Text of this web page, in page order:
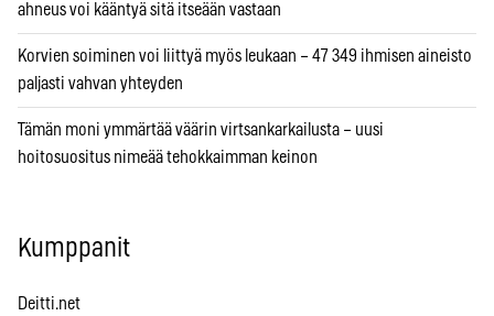
ahneus voi kääntyä sitä itseään vastaan
Korvien soiminen voi liittyä myös leukaan – 47 349 ihmisen aineisto
paljasti vahvan yhteyden
Tämän moni ymmärtää väärin virtsankarkailusta – uusi
hoitosuositus nimeää tehokkaimman keinon
Kumppanit
Deitti.net